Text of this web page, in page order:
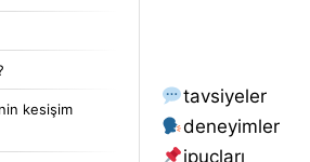
kesişim
tavsiyeler
deneyimler
i̇puçları